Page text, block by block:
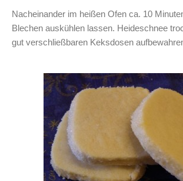
Nacheinander im heißen Ofen ca. 10
Blechen auskühlen lassen. Heideschnee
gut verschließbaren Keksdosen